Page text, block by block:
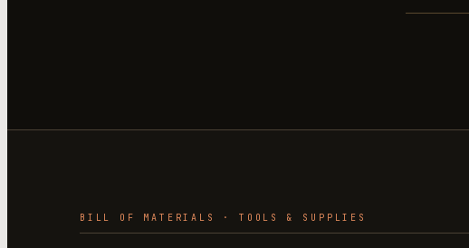
BILL OF MATERIALS · TOOLS & SUPPLIES